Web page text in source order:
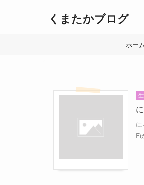
くまたかブログ
ホーム
Fi